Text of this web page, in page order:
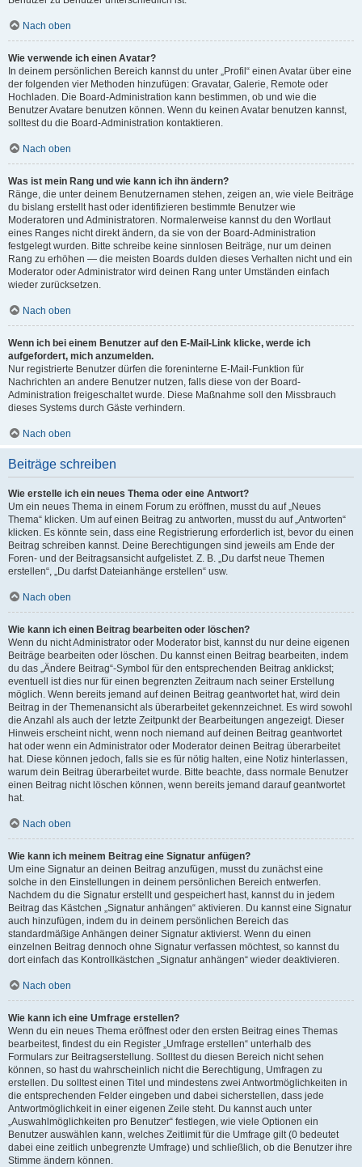
Nach oben
Wie verwende ich einen Avatar?
In deinem persönlichen Bereich kannst du unter „Profil“ einen Avatar über eine
der folgenden vier Methoden hinzufügen: Gravatar, Galerie, Remote oder
Hochladen. Die Board-Administration kann bestimmen, ob und wie die
Benutzer Avatare benutzen können. Wenn du keinen Avatar benutzen kannst,
solltest du die Board-Administration kontaktieren.
Nach oben
Was ist mein Rang und wie kann ich ihn ändern?
Ränge, die unter deinem Benutzernamen stehen, zeigen an, wie viele Beiträge
du bislang erstellt hast oder identifizieren bestimmte Benutzer wie
Moderatoren und Administratoren. Normalerweise kannst du den Wortlaut
eines Ranges nicht direkt ändern, da sie von der Board-Administration
festgelegt wurden. Bitte schreibe keine sinnlosen Beiträge, nur um deinen
Rang zu erhöhen — die meisten Boards dulden dieses Verhalten nicht und ein
Moderator oder Administrator wird deinen Rang unter Umständen einfach
wieder zurücksetzen.
Nach oben
Wenn ich bei einem Benutzer auf den E-Mail-Link klicke, werde ich
aufgefordert, mich anzumelden.
Nur registrierte Benutzer dürfen die foreninterne E-Mail-Funktion für
Nachrichten an andere Benutzer nutzen, falls diese von der Board-
Administration freigeschaltet wurde. Diese Maßnahme soll den Missbrauch
dieses Systems durch Gäste verhindern.
Nach oben
Beiträge schreiben
Wie erstelle ich ein neues Thema oder eine Antwort?
Um ein neues Thema in einem Forum zu eröffnen, musst du auf „Neues
Thema“ klicken. Um auf einen Beitrag zu antworten, musst du auf „Antworten“
klicken. Es könnte sein, dass eine Registrierung erforderlich ist, bevor du einen
Beitrag schreiben kannst. Deine Berechtigungen sind jeweils am Ende der
Foren- und der Beitragsansicht aufgelistet. Z. B. „Du darfst neue Themen
erstellen“, „Du darfst Dateianhänge erstellen“ usw.
Nach oben
Wie kann ich einen Beitrag bearbeiten oder löschen?
Wenn du nicht Administrator oder Moderator bist, kannst du nur deine eigenen
Beiträge bearbeiten oder löschen. Du kannst einen Beitrag bearbeiten, indem
du das „Ändere Beitrag“-Symbol für den entsprechenden Beitrag anklickst;
eventuell ist dies nur für einen begrenzten Zeitraum nach seiner Erstellung
möglich. Wenn bereits jemand auf deinen Beitrag geantwortet hat, wird dein
Beitrag in der Themenansicht als überarbeitet gekennzeichnet. Es wird sowohl
die Anzahl als auch der letzte Zeitpunkt der Bearbeitungen angezeigt. Dieser
Hinweis erscheint nicht, wenn noch niemand auf deinen Beitrag geantwortet
hat oder wenn ein Administrator oder Moderator deinen Beitrag überarbeitet
hat. Diese können jedoch, falls sie es für nötig halten, eine Notiz hinterlassen,
warum dein Beitrag überarbeitet wurde. Bitte beachte, dass normale Benutzer
einen Beitrag nicht löschen können, wenn bereits jemand darauf geantwortet
hat.
Nach oben
Wie kann ich meinem Beitrag eine Signatur anfügen?
Um eine Signatur an deinen Beitrag anzufügen, musst du zunächst eine
solche in den Einstellungen in deinem persönlichen Bereich entwerfen.
Nachdem du die Signatur erstellt und gespeichert hast, kannst du in jedem
Beitrag das Kästchen „Signatur anhängen“ aktivieren. Du kannst eine Signatur
auch hinzufügen, indem du in deinem persönlichen Bereich das
standardmäßige Anhängen deiner Signatur aktivierst. Wenn du einen
einzelnen Beitrag dennoch ohne Signatur verfassen möchtest, so kannst du
dort einfach das Kontrollkästchen „Signatur anhängen“ wieder deaktivieren.
Nach oben
Wie kann ich eine Umfrage erstellen?
Wenn du ein neues Thema eröffnest oder den ersten Beitrag eines Themas
bearbeitest, findest du ein Register „Umfrage erstellen“ unterhalb des
Formulars zur Beitragserstellung. Solltest du diesen Bereich nicht sehen
können, so hast du wahrscheinlich nicht die Berechtigung, Umfragen zu
erstellen. Du solltest einen Titel und mindestens zwei Antwortmöglichkeiten in
die entsprechenden Felder eingeben und dabei sicherstellen, dass jede
Antwortmöglichkeit in einer eigenen Zeile steht. Du kannst auch unter
„Auswahlmöglichkeiten pro Benutzer“ festlegen, wie viele Optionen ein
Benutzer auswählen kann, welches Zeitlimit für die Umfrage gilt (0 bedeutet
dabei eine zeitlich unbegrenzte Umfrage) und schließlich, ob die Benutzer ihre
Stimme ändern können.